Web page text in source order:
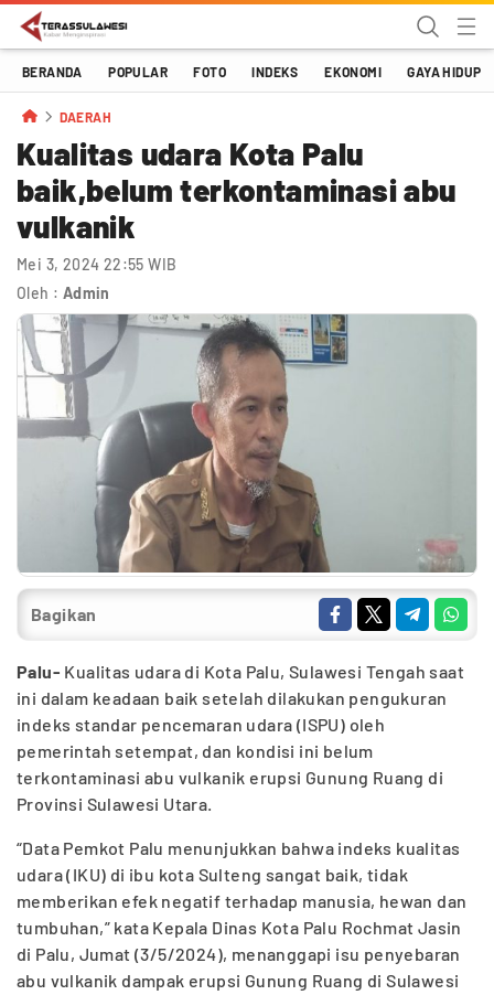
Terassulawesi
Kabar Menginspirasi
BERANDA POPULAR FOTO INDEKS EKONOMI GAYA HIDUP
DAERAH
Kualitas udara Kota Palu
baik,belum terkontaminasi abu
vulkanik
Mei 3, 2024 22:55 WIB
Oleh : Admin
Bagikan
Palu- Kualitas udara di Kota Palu, Sulawesi Tengah saat
ini dalam keadaan baik setelah dilakukan pengukuran
indeks standar pencemaran udara (ISPU) oleh
pemerintah setempat, dan kondisi ini belum
terkontaminasi abu vulkanik erupsi Gunung Ruang di
Provinsi Sulawesi Utara.
“Data Pemkot Palu menunjukkan bahwa indeks kualitas
udara (IKU) di ibu kota Sulteng sangat baik, tidak
memberikan efek negatif terhadap manusia, hewan dan
tumbuhan,” kata Kepala Dinas Kota Palu Rochmat Jasin
di Palu, Jumat (3/5/2024), menanggapi isu penyebaran
abu vulkanik dampak erupsi Gunung Ruang di Sulawesi